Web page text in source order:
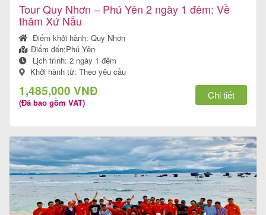
Tour Quy Nhơn – Phú Yên 2 ngày 1 đêm: Về
thăm Xứ Nẫu
Điểm khởi hành:Quy Nhơn
Điểm đến:Phú Yên
Lịch trình:2 ngày 1 đêm
Khởi hành từ: Theo yêu cầu
1,485,000 VNĐ
(Đã bao gồm VAT)
Chi tiết